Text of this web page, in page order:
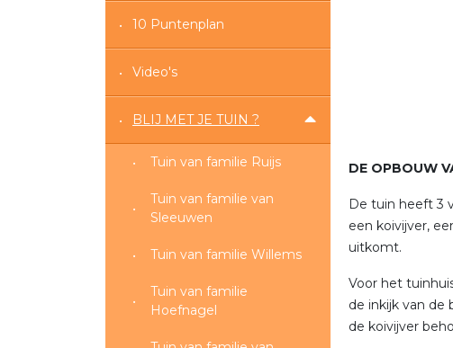
10 Puntenplan
Video's
BLIJ MET JE TUIN ?
Tuin van familie Ruijs
Tuin van familie van
Sleeuwen
Tuin van familie Willems
Tuin van familie
Hoefnagel
DE OPBOUW
De tuin heeft 3
een koivijver,
uitkomt.
Voor het
de inkijk van de
de koivijver